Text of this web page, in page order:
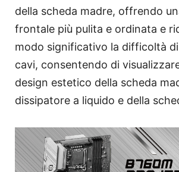
della scheda madre, offrendo
frontale più pulita e ordinata e
modo significativo la difficoltà
cavi, consentendo di
design estetico della scheda
dissipatore a liquido e della